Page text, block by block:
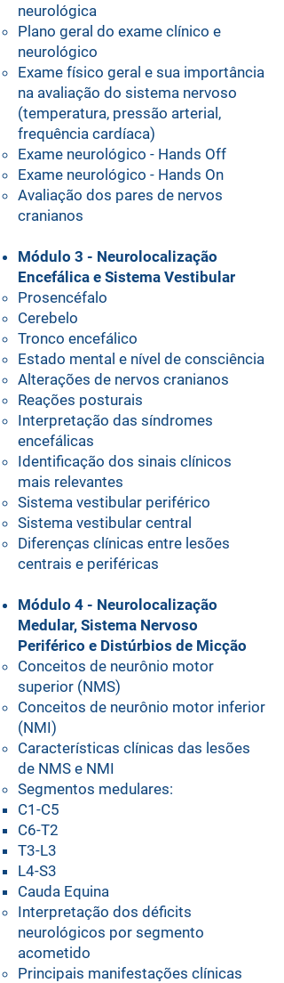
neurológica
Plano geral do exame clínico e
neurológico
Exame físico geral e sua importância
na avaliação do sistema nervoso
(temperatura, pressão arterial,
frequência cardíaca)
Exame neurológico - Hands Off
Exame neurológico - Hands On
⁠Avaliação dos pares de nervos
cranianos
Módulo 3 - Neurolocalização
Encefálica e Sistema Vestibular
Prosencéfalo
Cerebelo
Tronco encefálico
Estado mental e nível de consciência
Alterações de nervos cranianos
Reações posturais
Interpretação das síndromes
encefálicas
Identificação dos sinais clínicos
mais relevantes
⁠Sistema vestibular periférico
⁠Sistema vestibular central
Diferenças clínicas entre lesões
centrais e periféricas
Módulo 4 - Neurolocalização
Medular, Sistema Nervoso
Periférico e Distúrbios de Micção
Conceitos de neurônio motor
superior (NMS)
Conceitos de neurônio motor inferior
(NMI)
Características clínicas das lesões
de NMS e NMI
Segmentos medulares:
C1-C5
C6-T2
T3-L3
L4-S3
Cauda Equina
Interpretação dos déficits
neurológicos por segmento
acometido
Principais manifestações clínicas